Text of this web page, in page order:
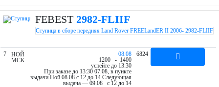
FEBEST 2982-FLIIF
Ступица в сборе передняя Land Rover FREELandER II 2006- 2982-FLIIF
7
НОЙ
МСК
08.08
1200 - 1400
успейте до 13:30
При заказе до 13:30 07.08, в пункте
выдачи Ной 08.08 c 12 до 14 Следующая
выдача — 09.08 c 12 до 14
6824